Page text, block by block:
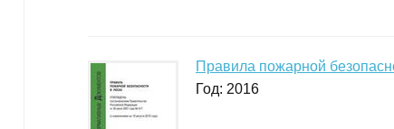
Правила пожарной
Год: 2016